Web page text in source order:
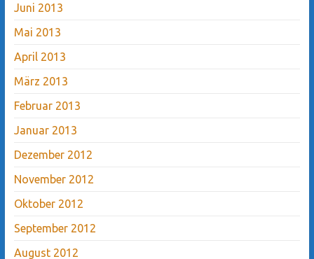
Juni 2013
Mai 2013
April 2013
März 2013
Februar 2013
Januar 2013
Dezember 2012
November 2012
Oktober 2012
September 2012
August 2012